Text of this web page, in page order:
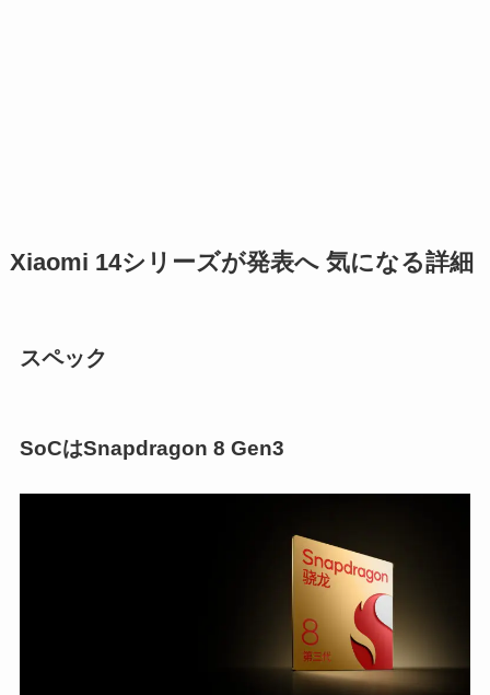
Xiaomi 14シリーズが発表へ 気になる詳細
スペック
SoCはSnapdragon 8 Gen3